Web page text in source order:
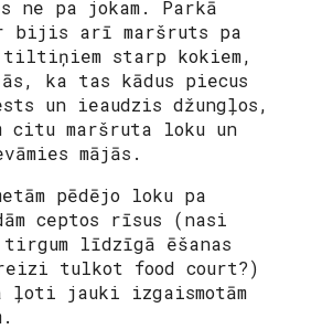
ne pa jokam. Parkā
arī maršruts pa
tiltiņiem starp kokiem,
ka tas kādus piecus
un ieaudzis džungļos,
citu maršruta loku un
mājās.
pēdējo loku pa
ceptos rīsus (nasi
tirgum līdzīgā ēšanas
tulkot food court?)
ļoti jauki izgaismotām